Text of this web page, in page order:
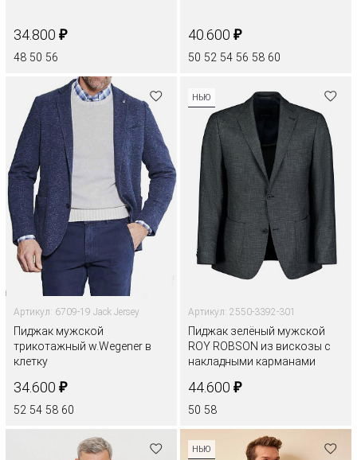
34.800 ₽
48 50 56
40.600 ₽
50 52 54 56 58 60
Артикул: 6709-19 Jack Jersey
Пиджак мужской
трикотажный w.Wegener в
клетку
34.600 ₽
52 54 58 60
НЬЮ
Артикул: 2550-3392-301
Пиджак зелёный мужской
ROY ROBSON из вискозы с
накладными карманами
44.600 ₽
50 58
НЬЮ